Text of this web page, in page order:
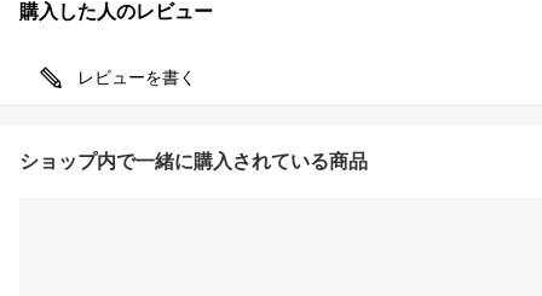
購入した人のレビュー
レビューを書く
ショップ内で一緒に購入されている商品